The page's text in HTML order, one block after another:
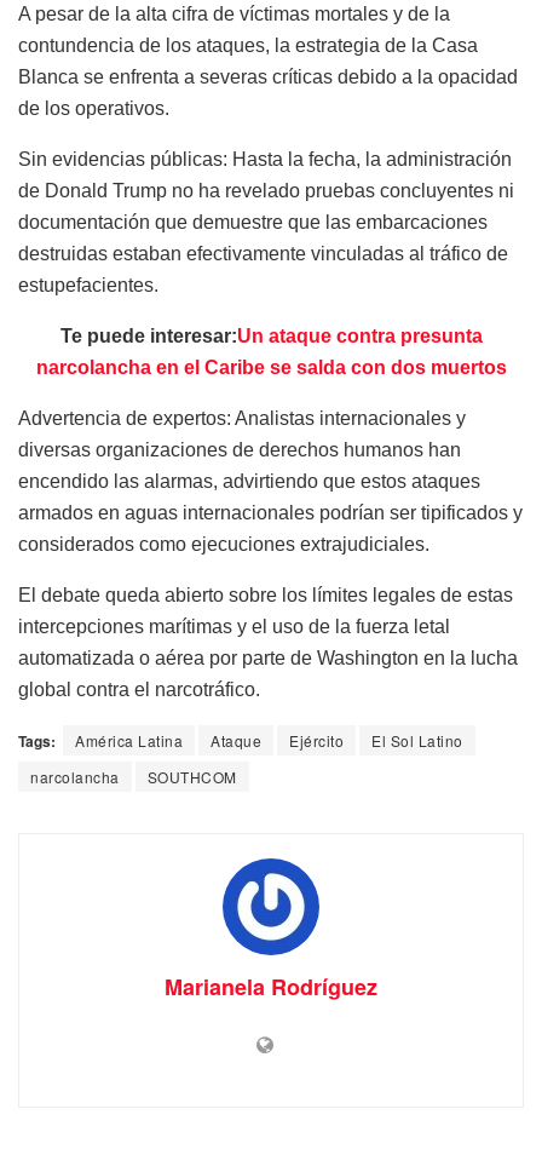
A pesar de la alta cifra de víctimas mortales y de la
contundencia de los ataques, la estrategia de la Casa
Blanca se enfrenta a severas críticas debido a la opacidad
de los operativos.
Sin evidencias públicas: Hasta la fecha, la administración
de Donald Trump no ha revelado pruebas concluyentes ni
documentación que demuestre que las embarcaciones
destruidas estaban efectivamente vinculadas al tráfico de
estupefacientes.
Te puede interesar:Un ataque contra presunta
narcolancha en el Caribe se salda con dos muertos
Advertencia de expertos: Analistas internacionales y
diversas organizaciones de derechos humanos han
encendido las alarmas, advirtiendo que estos ataques
armados en aguas internacionales podrían ser tipificados y
considerados como ejecuciones extrajudiciales.
El debate queda abierto sobre los límites legales de estas
intercepciones marítimas y el uso de la fuerza letal
automatizada o aérea por parte de Washington en la lucha
global contra el narcotráfico.
Tags: América Latina Ataque Ejército
El Sol Latino
narcolancha
SOUTHCOM
Marianela Rodríguez